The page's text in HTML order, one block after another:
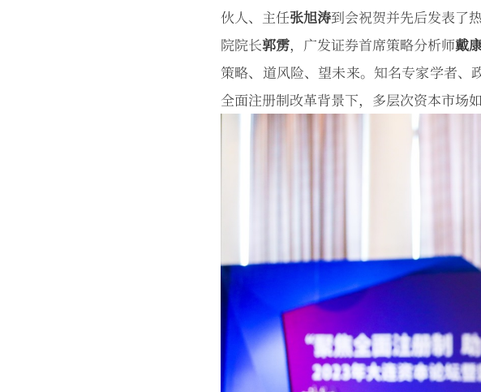
伙人、主任张旭涛到会祝贺并先后发表了
院院长郭雳，广发证券首席策略分析师戴
策略、道风险、望未来。知名专家学者、
全面注册制改革背景下，多层次资本市场